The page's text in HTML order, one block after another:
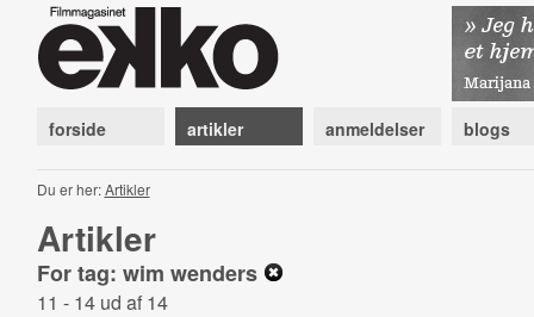
forside artikler anmeldelser blogs
Du er her:Artikler
Artikler
For tag: wim wenders
11 - 14 ud af 14